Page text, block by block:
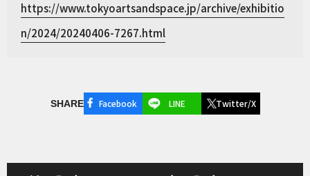
https://www.tokyoartsandspace.jp/archive/exhibitio
n/2024/20240406-7267.html
SHARE Facebook LINE Twitter/X